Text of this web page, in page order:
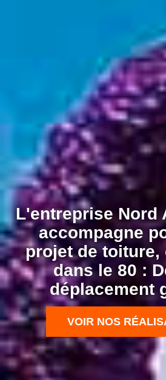
L'entreprise Nord
accompagne
projet de toiture,
dans le 80 :
déplacement
VOIR NOS